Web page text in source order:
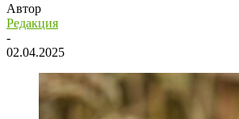
Автор
Редакция
-
02.04.2025